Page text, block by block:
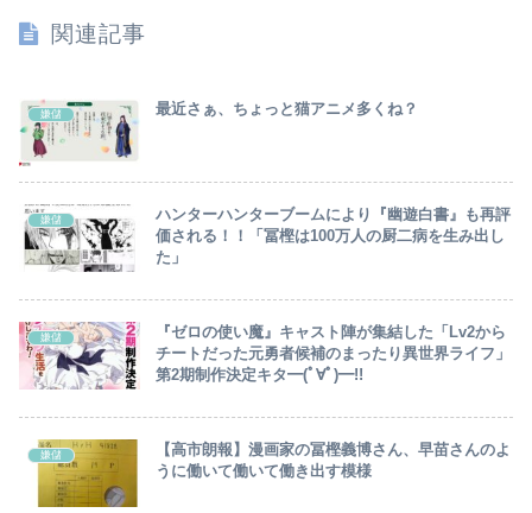
関連記事
嫌儲 最近さぁ、ちょっと猫アニメ多くね？
嫌儲
ハンターハンターブームにより『幽遊白書』も再評
価される！！「冨樫は100万人の厨二病を生み出し
た」
嫌儲
『ゼロの使い魔』キャスト陣が集結した「Lv2から
チートだった元勇者候補のまったり異世界ライフ」
第2期制作決定キタ━(ﾟ∀ﾟ)━!!
嫌儲
【高市朗報】漫画家の冨樫義博さん、早苗さんのよ
うに働いて働いて働き出す模様